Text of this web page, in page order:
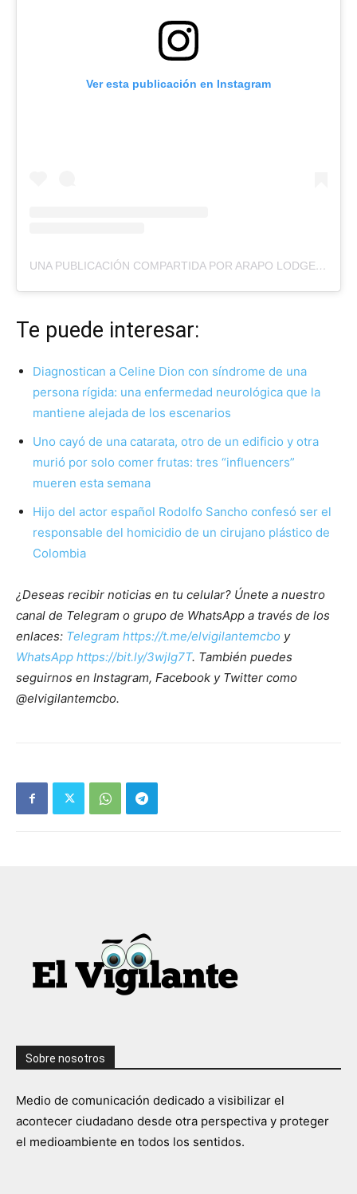
Ver esta publicación en Instagram
UNA PUBLICACIÓN COMPARTIDA POR ARAPO LODGE (@ARAPOLODGE)
Te puede interesar:
Diagnostican a Celine Dion con síndrome de una
persona rígida: una enfermedad neurológica que la
mantiene alejada de los escenarios
Uno cayó de una catarata, otro de un edificio y otra
murió por solo comer frutas: tres “influencers”
mueren esta semana
Hijo del actor español Rodolfo Sancho confesó ser el
responsable del homicidio de un cirujano plástico de
Colombia
¿Deseas recibir noticias en tu celular? Únete a nuestro
canal de Telegram o grupo de WhatsApp a través de los
enlaces: Telegram https://t.me/elvigilantemcbo y
WhatsApp https://bit.ly/3wjIg7T. También puedes
seguirnos en Instagram, Facebook y Twitter como
@elvigilantemcbo.
Sobre nosotros
Medio de comunicación dedicado a visibilizar el
acontecer ciudadano desde otra perspectiva y proteger
el medioambiente en todos los sentidos.